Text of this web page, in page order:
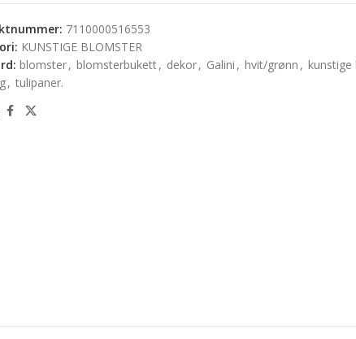
7110000516553
KUNSTIGE BLOMSTER
blomster, blomsterbukett, dekor, Galini , hvit/grønn ,
, tulipaner.